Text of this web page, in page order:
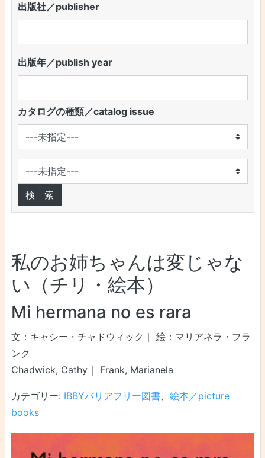
出版社／publisher
出版年／publish year
カタログの種類／catalog issue
私のお姉ちゃんは変じゃな
い（チリ・絵本）
Mi hermana no es rara
文：キャシー・チャドウィック｜ 絵：マリアネラ・フラ
ンク
Chadwick, Cathy｜ Frank, Marianela
カテゴリー: IBBYバリアフリー図書、 絵本／picture
books